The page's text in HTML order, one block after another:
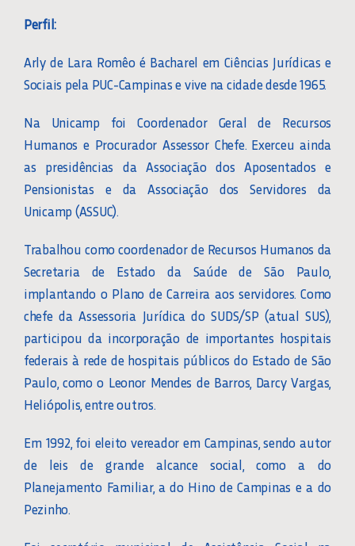
Perfil:
Arly de Lara Romêo é Bacharel em Ciências Jurídicas e
Sociais pela PUC-Campinas e vive na cidade desde 1965.
Na Unicamp foi Coordenador Geral de Recursos
Humanos e Procurador Assessor Chefe. Exerceu ainda
as presidências da Associação dos Aposentados e
Pensionistas e da Associação dos Servidores da
Unicamp (ASSUC).
Trabalhou como coordenador de Recursos Humanos da
Secretaria de Estado da Saúde de São Paulo,
implantando o Plano de Carreira aos servidores. Como
chefe da Assessoria Jurídica do SUDS/SP (atual SUS),
participou da incorporação de importantes hospitais
federais à rede de hospitais públicos do Estado de São
Paulo, como o Leonor Mendes de Barros, Darcy Vargas,
Heliópolis, entre outros.
Em 1992, foi eleito vereador em Campinas, sendo autor
de leis de grande alcance social, como a do
Planejamento Familiar, a do Hino de Campinas e a do
Pezinho.